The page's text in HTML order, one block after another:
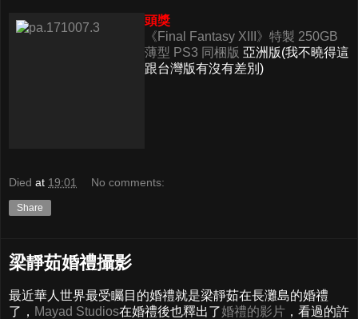
頭獎
《Final Fantasy XIII》特製 250GB
薄型 PS3 同梱版 亞洲版(我不曉得這
跟台灣版有沒有差別)
Died at 19:01 No comments:
Share
梁靜茹婚禮攝影
最近華人世界最受矚目的婚禮就是梁靜茹在長灘島的婚禮
了， Mayad Studios在婚禮後也釋出了婚禮的影片 ，看過的許